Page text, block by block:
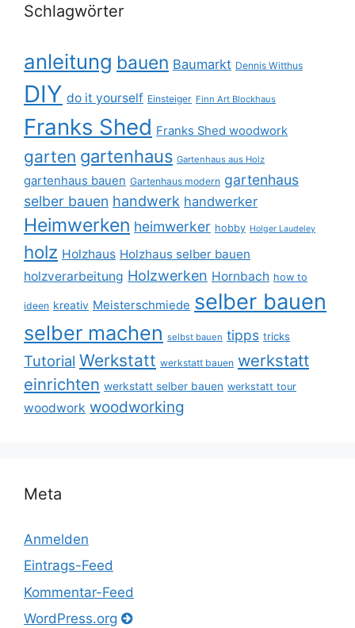
Schlagwörter
anleitung bauen Baumarkt Dennis Witthus
DIY do it yourself Einsteiger Finn Art Blockhaus
Franks Shed Franks Shed woodwork
garten gartenhaus Gartenhaus aus Holz
gartenhaus bauen Gartenhaus modern gartenhaus
selber bauen handwerk handwerker
Heimwerken heimwerker hobby Holger Laudeley
holz Holzhaus Holzhaus selber bauen
holzverarbeitung Holzwerken Hornbach how to
ideen kreativ Meisterschmiede selber bauen
selber machen selbst bauen tipps tricks
Tutorial Werkstatt werkstatt bauen werkstatt
einrichten werkstatt selber bauen werkstatt tour
woodwork woodworking
Meta
Anmelden
Eintrags-Feed
Kommentar-Feed
WordPress.org